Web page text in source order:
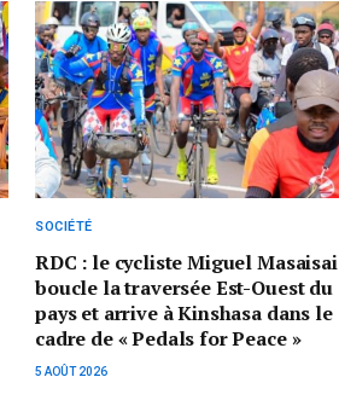
SOCIÉTÉ
RDC : le cycliste Miguel Masaisai
boucle la traversée Est-Ouest du
pays et arrive à Kinshasa dans le
cadre de « Pedals for Peace »
5 AOÛT 2026